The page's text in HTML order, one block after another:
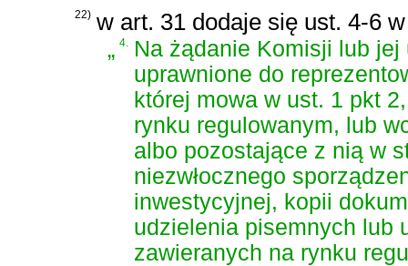
22) w art. 31 dodaje się ust. 4-6
„4. Na żądanie Komisji lub
uprawnione do
której mowa w ust. 1 pkt
rynku regulowanym, lub
albo pozostające z nią w
niezwłocznego
inwestycyjnej, kopii
udzielenia pisemnych lub
zawieranych na rynku